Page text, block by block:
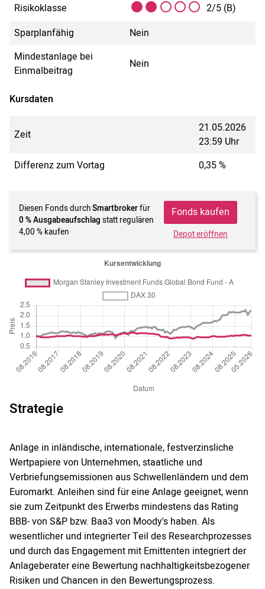
Risikoklasse
2/5 (B)
Sparplanfähig
Nein
Mindestanlage bei
Einmalbeitrag
Nein
Kursdaten
Zeit
21.05.2026
23:59 Uhr
Differenz zum Vortag
0,35 %
Diesen Fonds durchSmartbrokerfür
0 % Ausgabeaufschlag statt regulären
4,00 % kaufen
Fonds kaufen
Depot eröffnen
Strategie
Anlage in inländische, internationale, festverzinsliche
Wertpapiere von Unternehmen, staatliche und
Verbriefungsemissionen aus Schwellenländern und dem
Euromarkt. Anleihen sind für eine Anlage geeignet, wenn
sie zum Zeitpunkt des Erwerbs mindestens das Rating
BBB- von S&P bzw. Baa3 von Moody's haben. Als
wesentlicher und integrierter Teil des Researchprozesses
und durch das Engagement mit Emittenten integriert der
Anlageberater eine Bewertung nachhaltigkeitsbezogener
Risiken und Chancen in den Bewertungsprozess.